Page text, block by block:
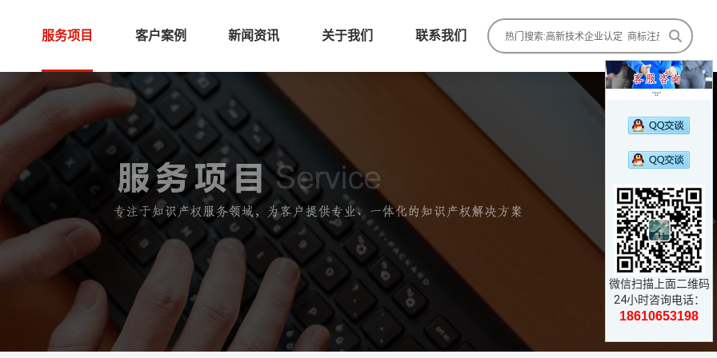
服务项目 客户案例 新闻资讯 关于我们 联系我们 
微信扫描上面二维码
24小时咨询电话：
18610653198